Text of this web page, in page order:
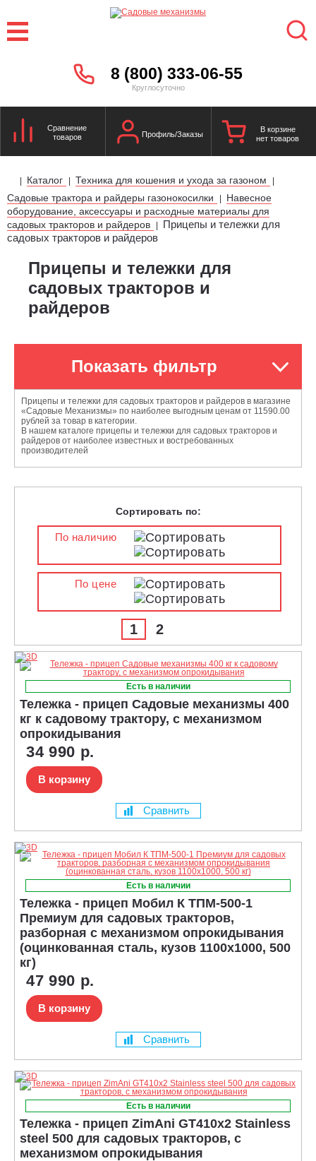
8 (800) 333-06-55
Круглосуточно
Сравнение
товаров
Профиль/Заказы
В корзине
нет товаров
| Каталог | Техника для кошения и ухода за газоном |
Садовые трактора и райдеры газонокосилки |
Навесное
оборудование, аксессуары и расходные материалы для
садовых тракторов и райдеров
|
Прицепы и тележки для
садовых тракторов и райдеров
Прицепы и тележки для
садовых тракторов и
райдеров
Показать фильтр
Прицепы и тележки для садовых тракторов и райдеров в магазине
«Садовые Механизмы» по наиболее выгодным ценам от 11590.00
рублей за товар в категории.
В нашем каталоге прицепы и тележки для садовых тракторов и
райдеров от наиболее известных и востребованных
производителей
Сортировать по:
По наличию
По цене
1 2
Есть в наличии
Тележка - прицеп Садовые механизмы 400
кг к садовому трактору, с механизмом
опрокидывания
34 990 р.
В корзину
Сравнить
Есть в наличии
Тележка - прицеп Мобил К ТПМ-500-1
Премиум для садовых тракторов,
разборная с механизмом опрокидывания
(оцинкованная сталь, кузов 1100х1000, 500
кг)
47 990 р.
В корзину
Сравнить
Есть в наличии
Тележка - прицеп ZimAni GT410x2 Stainless
steel 500 для садовых тракторов, с
механизмом опрокидывания